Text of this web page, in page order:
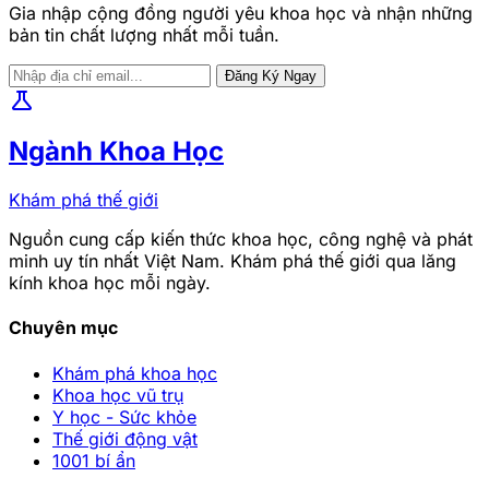
Gia nhập cộng đồng người yêu khoa học và nhận những
bản tin chất lượng nhất mỗi tuần.
Đăng Ký Ngay
science
Ngành Khoa Học
Khám phá thế giới
Nguồn cung cấp kiến thức khoa học, công nghệ và phát
minh uy tín nhất Việt Nam. Khám phá thế giới qua lăng
kính khoa học mỗi ngày.
Chuyên mục
Khám phá khoa học
Khoa học vũ trụ
Y học - Sức khỏe
Thế giới động vật
1001 bí ẩn